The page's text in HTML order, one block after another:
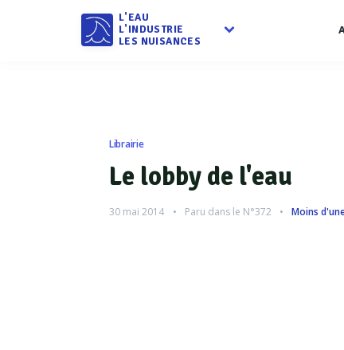
L'EAU
L'INDUSTRIE
LES NUISANCES
Librairie
Le lobby de l'eau
30 mai 2014 Paru dans le N°372 Moins